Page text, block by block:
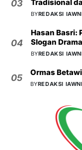
03
Tradisional
BYREDAKSI
04
Hasan Basri:
Slogan Drama
BYREDAKSI
05
Ormas
BYREDAKSI